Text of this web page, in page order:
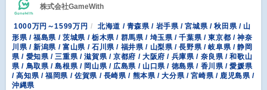
株式会社GameWith
1000万円～1599万円
北海道 / 青森県 / 岩手県 / 宮城県 / 秋田県 / 山
形県 / 福島県 / 茨城県 / 栃木県 / 群馬県 / 埼玉県 / 千葉県 / 東京都 / 神奈
川県 / 新潟県 / 富山県 / 石川県 / 福井県 / 山梨県 / 長野県 / 岐阜県 / 静岡
県 / 愛知県 / 三重県 / 滋賀県 / 京都府 / 大阪府 / 兵庫県 / 奈良県 / 和歌山
県 / 鳥取県 / 島根県 / 岡山県 / 広島県 / 山口県 / 徳島県 / 香川県 / 愛媛県
/ 高知県 / 福岡県 / 佐賀県 / 長崎県 / 熊本県 / 大分県 / 宮崎県 / 鹿児島県 /
沖縄県